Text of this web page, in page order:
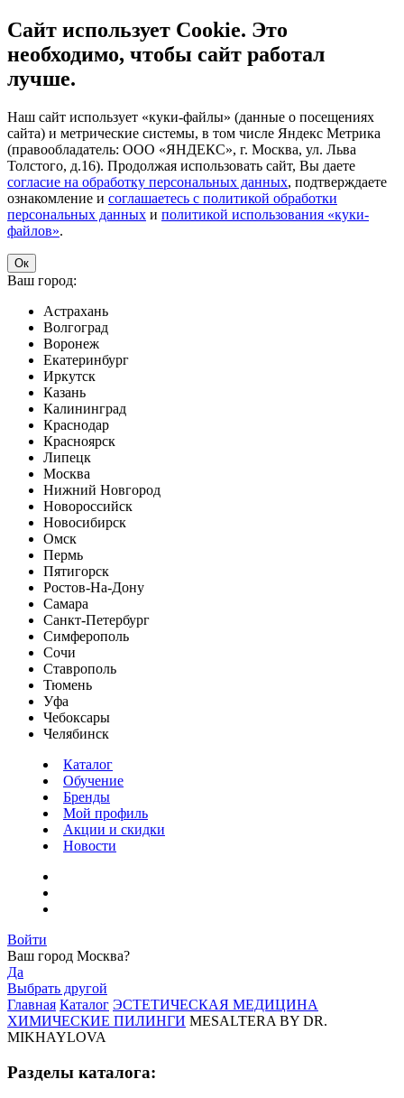
Сайт использует Cookie. Это
необходимо, чтобы сайт работал
лучше.
Наш сайт использует «куки-файлы» (данные о посещениях
сайта) и метрические системы, в том числе Яндекс Метрика
(правообладатель: ООО «ЯНДЕКС», г. Москва, ул. Льва
Толстого, д.16). Продолжая использовать сайт, Вы даете
согласие на обработку персональных данных, подтверждаете
ознакомление и соглашаетесь с политикой обработки
персональных данных и политикой использования «куки-
файлов».
Ок
Ваш город:
Астрахань
Волгоград
Воронеж
Екатеринбург
Иркутск
Казань
Калининград
Краснодар
Красноярск
Липецк
Москва
Нижний Новгород
Новороссийск
Новосибирск
Омск
Пермь
Пятигорск
Ростов-На-Дону
Самара
Санкт-Петербург
Симферополь
Сочи
Ставрополь
Тюмень
Уфа
Чебоксары
Челябинск
Каталог
Обучение
Бренды
Мой профиль
Акции и скидки
Новости
Войти
Ваш город Москва?
Да
Выбрать другой
Главная Каталог ЭСТЕТИЧЕСКАЯ МЕДИЦИНА
ХИМИЧЕСКИЕ ПИЛИНГИ MESALTERA BY DR.
MIKHAYLOVA
Разделы каталога: